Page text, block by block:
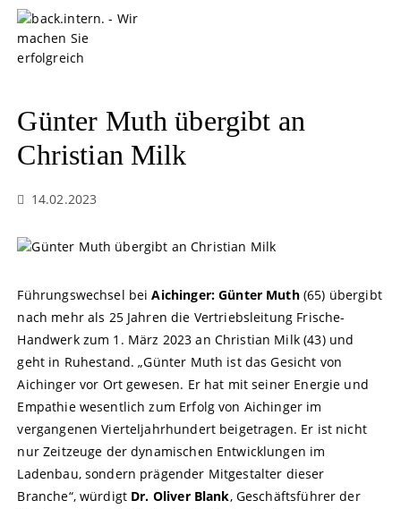
Günter Muth übergibt an
Christian Milk
14.02.2023
Führungswechsel beiAichinger: Günter Muth(65) übergibt
nach mehr als 25 Jahren die Vertriebsleitung Frische-
Handwerk zum 1. März 2023 an Christian Milk (43) und
geht in Ruhestand. „Günter Muth ist das Gesicht von
Aichinger vor Ort gewesen. Er hat mit seiner Energie und
Empathie wesentlich zum Erfolg von Aichinger im
vergangenen Vierteljahrhundert beigetragen. Er ist nicht
nur Zeitzeuge der dynamischen Entwicklungen im
Ladenbau, sondern prägender Mitgestalter dieser
Branche“, würdigt Dr. Oliver Blank, Geschäftsführer der